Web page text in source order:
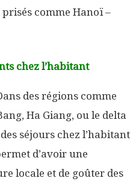
comme Hanoï –
chez l’habitant
des régions comme
Ha Giang, ou le delta
séjours chez l’habitant
d’avoir une
locale et de goûter des